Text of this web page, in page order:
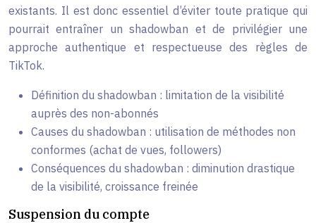
existants. Il est donc essentiel d’éviter toute pratique qui
pourrait entraîner un shadowban et de privilégier une
approche authentique et respectueuse des règles de
TikTok.
Définition du shadowban : limitation de la visibilité
auprès des non-abonnés
Causes du shadowban : utilisation de méthodes non
conformes (achat de vues, followers)
Conséquences du shadowban : diminution drastique
de la visibilité, croissance freinée
Suspension du compte